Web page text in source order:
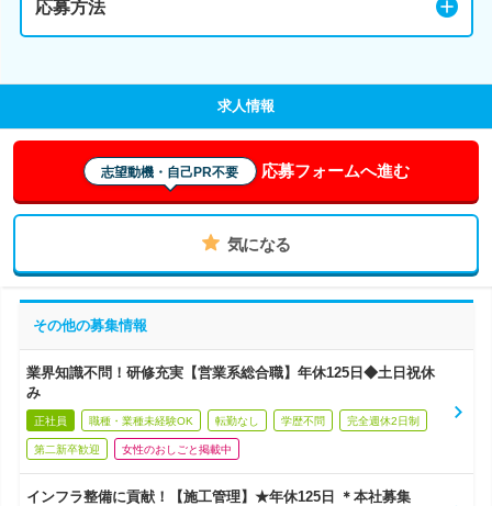
応募方法
求人情報
志望動機・自己PR不要 応募フォームへ進む
気になる
その他の募集情報
業界知識不問！研修充実【営業系総合職】年休125日◆土日祝休
み
正社員 職種・業種未経験OK 転勤なし 学歴不問 完全週休2日制
第二新卒歓迎 女性のおしごと掲載中
インフラ整備に貢献！【施工管理】★年休125日 ＊本社募集